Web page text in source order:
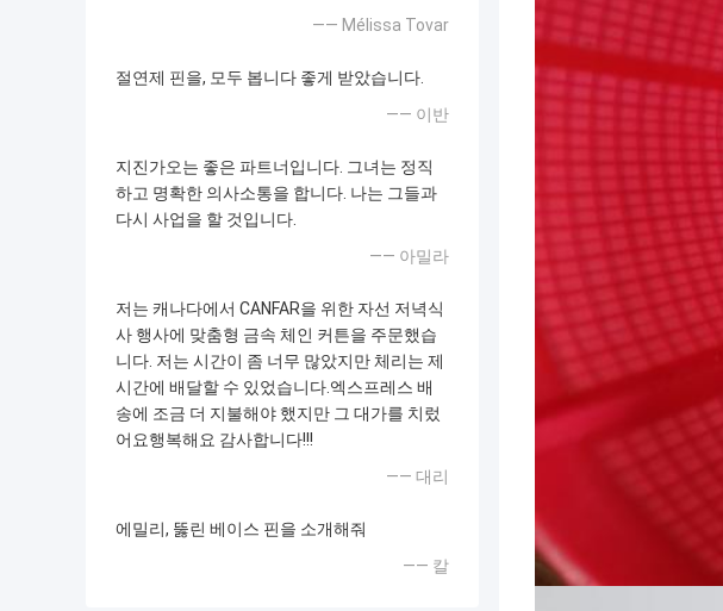
—— Mélissa Tovar
절연제 핀을, 모두 봅니다 좋게 받았습니다.
—— 이반
지진가오는 좋은 파트너입니다. 그녀는 정직
하고 명확한 의사소통을 합니다. 나는 그들과
다시 사업을 할 것입니다.
—— 아밀라
저는 캐나다에서 CANFAR을 위한 자선 저녁식
사 행사에 맞춤형 금속 체인 커튼을 주문했습
니다. 저는 시간이 좀 너무 많았지만 체리는 제
시간에 배달할 수 있었습니다.엑스프레스 배
송에 조금 더 지불해야 했지만 그 대가를 치렀
어요행복해요 감사합니다!!!
—— 대리
에밀리, 뚫린 베이스 핀을 소개해줘
—— 칼